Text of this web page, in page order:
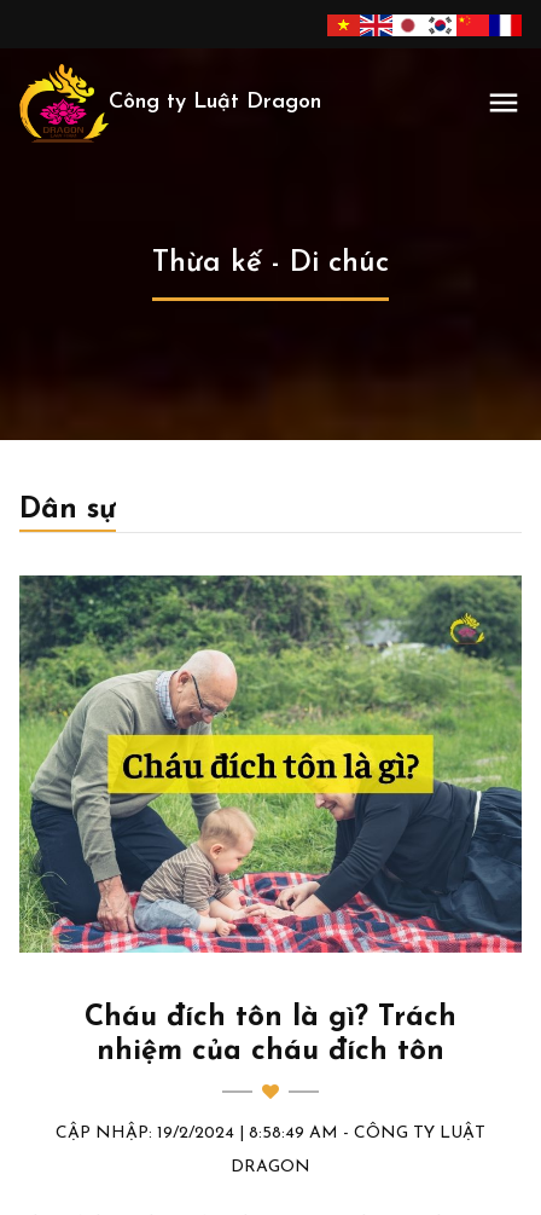
Công ty Luật Dragon
Thừa kế - Di chúc
Dân sự
Cháu đích tôn là gì? Trách
nhiệm của cháu đích tôn
CẬP NHẬP: 19/2/2024 | 8:58:49 AM - CÔNG TY LUẬT
DRAGON